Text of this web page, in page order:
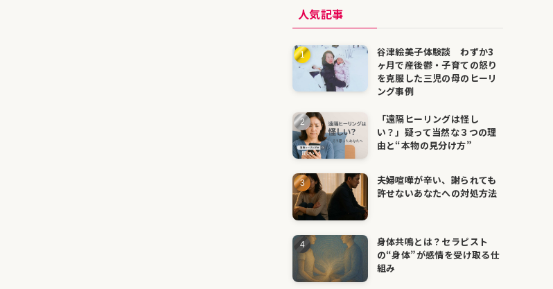
人気記事
谷津絵美子体験談 わずか3
ヶ月で産後鬱・子育ての怒り
を克服した三児の母のヒーリ
ング事例
「遠隔ヒーリングは怪し
い？」疑って当然な３つの理
由と“本物の見分け方”
夫婦喧嘩が辛い、謝られても
許せないあなたへの対処方法
身体共鳴とは？セラピスト
の“身体”が感情を受け取る仕
組み